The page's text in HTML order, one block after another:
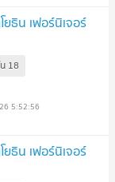
ธิน เฟอร์นิเจอร์
18
5:52:56
ธิน เฟอร์นิเจอร์